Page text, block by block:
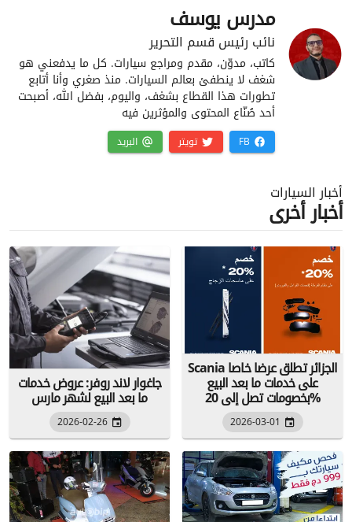
مدرس يوسف
نائب رئيس قسم التحرير
كاتب، مدوّن، مقدم ومراجع سيارات. كل ما يدفعني هو
شغف لا ينطفئ بعالم السيارات. منذ صغري وأنا أتابع
تطورات هذا القطاع بشغف، واليوم، بفضل الله، أصبحت
أحد صُنّاع المحتوى والمؤثرين فيه
FB تويتر البريد
أخبار السيارات
أخبار أخرى
Scania الجزائر تطلق عرضا خاصا
على خدمات ما بعد البيع
بخصومات تصل إلى 20%
2026-03-01
جاغوار لاند روفر: عروض خدمات
ما بعد البيع لشهر مارس
2026-02-26